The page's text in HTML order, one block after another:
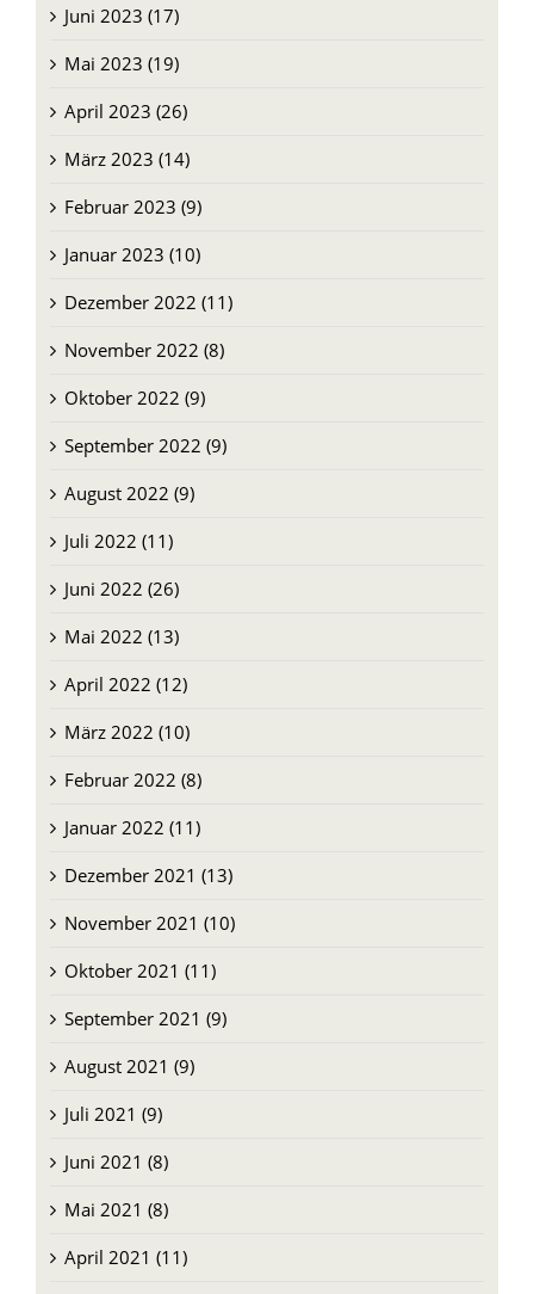
Mai 2023 (19)
April 2023 (26)
März 2023 (14)
Februar 2023 (9)
Januar 2023 (10)
Dezember 2022 (11)
November 2022 (8)
Oktober 2022 (9)
September 2022 (9)
August 2022 (9)
Juli 2022 (11)
Juni 2022 (26)
Mai 2022 (13)
April 2022 (12)
März 2022 (10)
Februar 2022 (8)
Januar 2022 (11)
Dezember 2021 (13)
November 2021 (10)
Oktober 2021 (11)
September 2021 (9)
August 2021 (9)
Juli 2021 (9)
Juni 2021 (8)
Mai 2021 (8)
April 2021 (11)
März 2021 (10)